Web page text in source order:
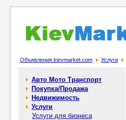
Объявления kievmarket.com Услуги
Авто Мото Транспорт
Покупка/Продажа
Недвижимость
Услуги
Услуги для бизнеса